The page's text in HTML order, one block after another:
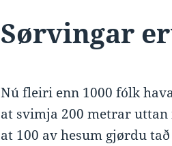
Sørvingar
Nú fleiri enn 1000 fólk
at svimja 200 metrar
at 100 av hesum gjørdu